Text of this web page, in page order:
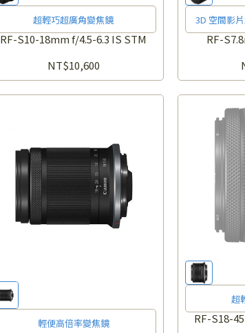
超輕巧超廣角變焦鏡
RF-S10-18mm f/4.5-6.3 IS STM
NT$10,600
3D 空間影片創作 【適用
R7/
RF-
輕便高倍率變焦鏡
超
RF-S18-